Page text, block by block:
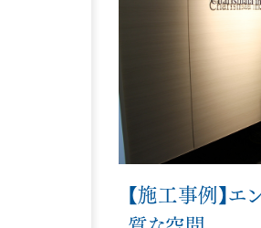
オフィス
オフィス
【施工事例】エ